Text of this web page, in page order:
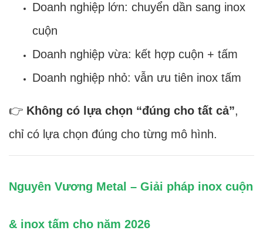
Doanh nghiệp lớn: chuyển dần sang inox
cuộn
Doanh nghiệp vừa: kết hợp cuộn + tấm
Doanh nghiệp nhỏ: vẫn ưu tiên inox tấm
👉 Không có lựa chọn “đúng cho tất cả”,
chỉ có lựa chọn đúng cho từng mô hình.
Nguyên Vương Metal – Giải pháp inox cuộn
& inox tấm cho năm 2026